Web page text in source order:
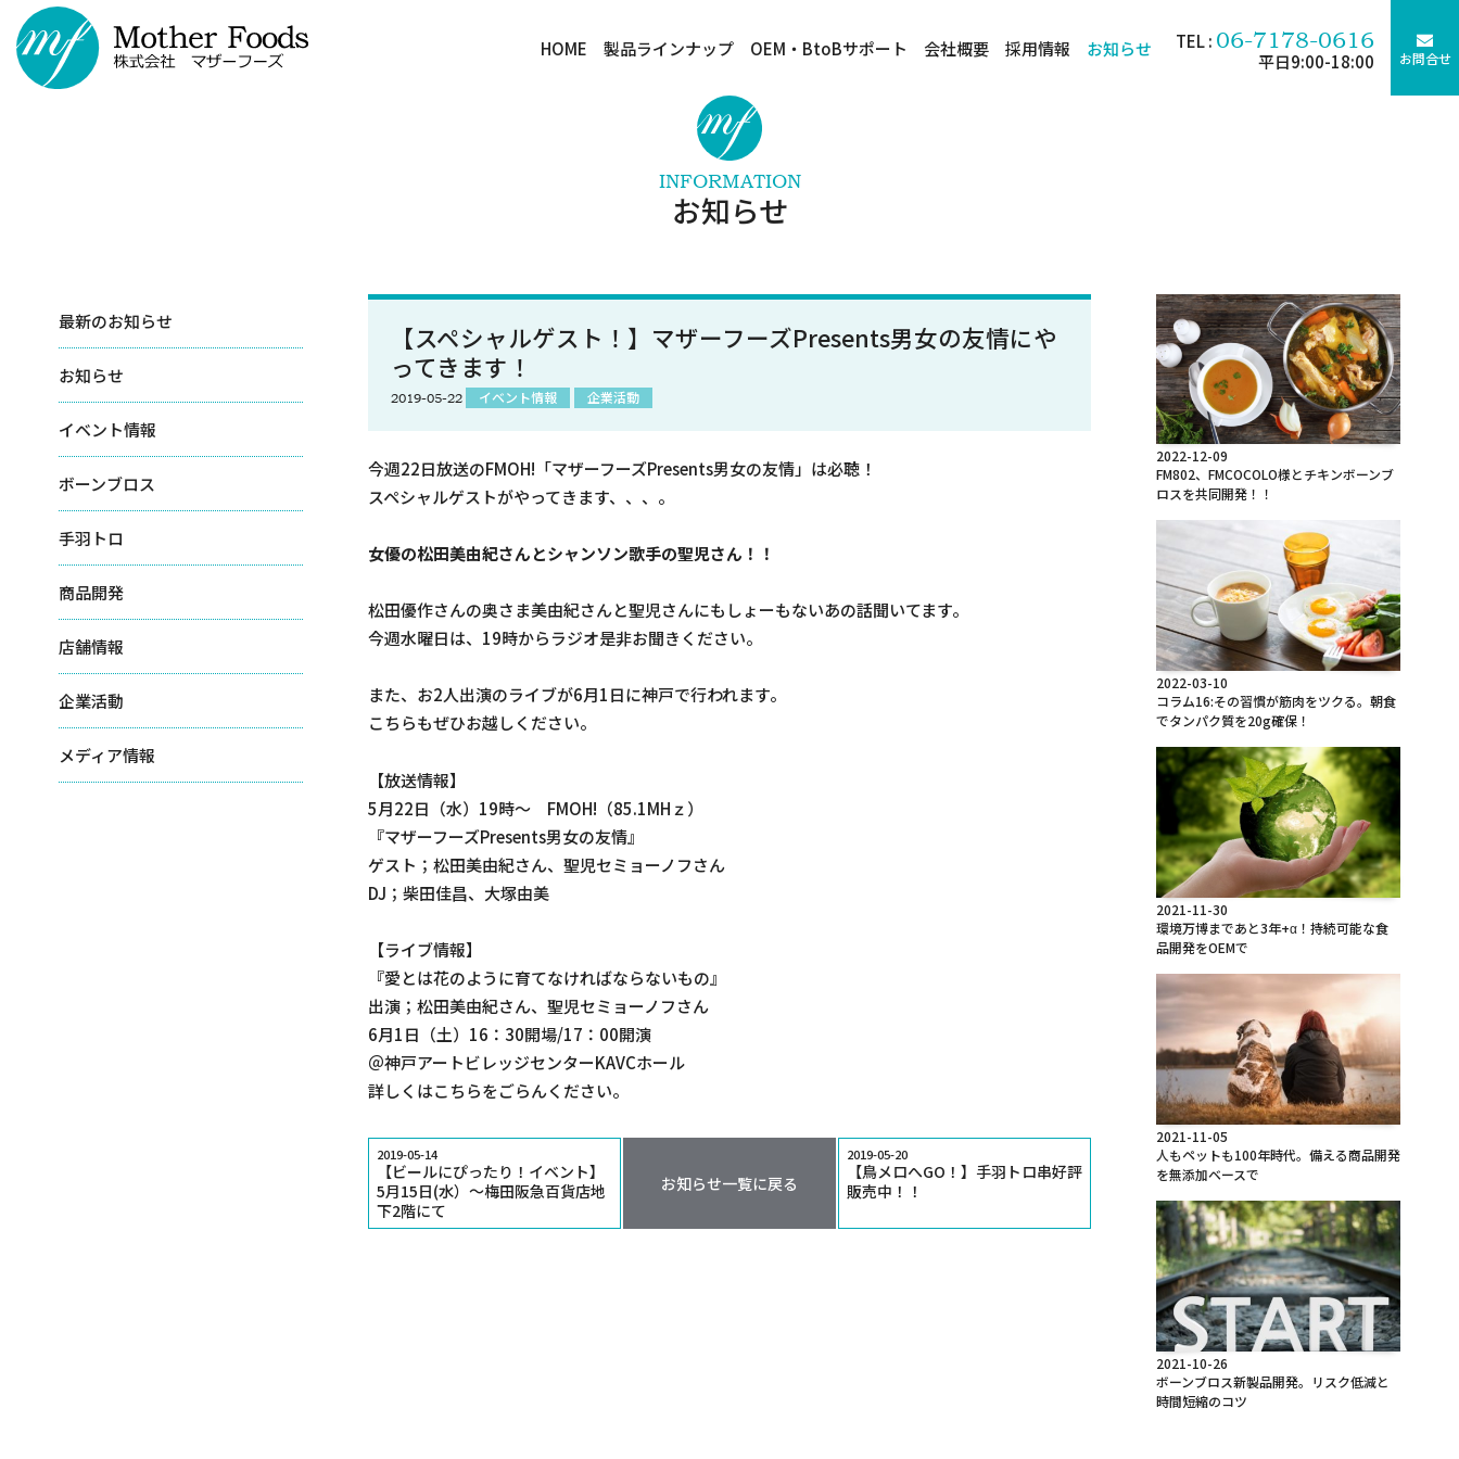
HOME 製品ラインナップ OEM・BtoBサポート 会社概要 採用情報 お知らせ TEL : 06-7178-0616
平日9:00-18:00 お問合せ
INFORMATION
お知らせ
最新のお知らせ
お知らせ
イベント情報
ボーンブロス
手羽トロ
商品開発
店舗情報
企業活動
メディア情報
【スペシャルゲスト！】マザーフーズPresents男女の友情にや
ってきます！
2019-05-22 イベント情報 企業活動
今週22日放送のFMOH!「マザーフーズPresents男女の友情」は必聴！
スペシャルゲストがやってきます、、、。
女優の松田美由紀さんとシャンソン歌手の聖児さん！！
松田優作さんの奥さま美由紀さんと聖児さんにもしょーもないあの話聞いてます。
今週水曜日は、19時からラジオ是非お聞きください。
また、お2人出演のライブが6月1日に神戸で行われます。
こちらもぜひお越しください。
【放送情報】
5月22日（水）19時～ FMOH!（85.1MHｚ）
『マザーフーズPresents男女の友情』
ゲスト；松田美由紀さん、聖児セミョーノフさん
DJ；柴田佳昌、大塚由美
【ライブ情報】
『愛とは花のように育てなければならないもの』
出演；松田美由紀さん、聖児セミョーノフさん
6月1日（土）16：30開場/17：00開演
＠神戸アートビレッジセンターKAVCホール
詳しくはこちらをごらんください。
2019-05-14
【ビールにぴったり！イベント】
5月15日(水）～梅田阪急百貨店地
下2階にて
お知らせ一覧に戻る
2019-05-20
【鳥メロへGO！】手羽トロ串好評
販売中！！
2022-12-09
FM802、FMCOCOLO様とチキンボーンブ
ロスを共同開発！！
2022-03-10
コラム16:その習慣が筋肉をツクる。朝食
でタンパク質を20g確保！
2021-11-30
環境万博まであと3年+α！持続可能な食
品開発をOEMで
2021-11-05
人もペットも100年時代。備える商品開発
を無添加ベースで
2021-10-26
ボーンブロス新製品開発。リスク低減と
時間短縮のコツ